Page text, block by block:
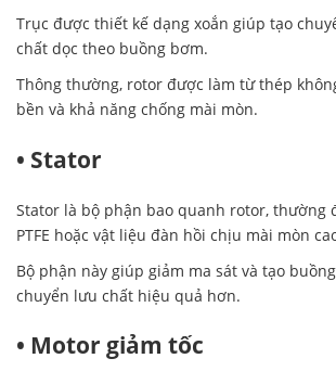
Trục được thiết kế dạng xoắn giúp tạo
chất dọc theo buồng bơm.
Thông thường, rotor được làm từ thép
bền và khả năng chống mài mòn.
• Stator
Stator là bộ phận bao quanh rotor, thường
PTFE hoặc vật liệu đàn hồi chịu mài mòn
Bộ phận này giúp giảm ma sát và tạo
chuyển lưu chất hiệu quả hơn.
• Motor giảm tốc